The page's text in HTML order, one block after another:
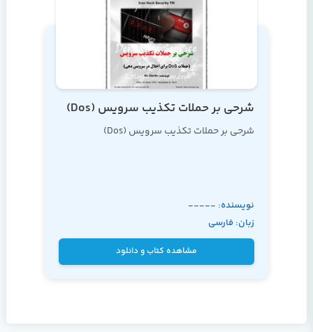
شرحی بر حملات تکذیب سرویس (Dos)
شرحی بر حملات تکذیب سرویس (Dos)
نویسنده: -----
زبان: فارسی
مشاهده کتاب و دانلود